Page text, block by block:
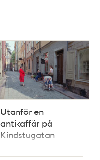
Utanför en
antikaffär på
Kindstugatan